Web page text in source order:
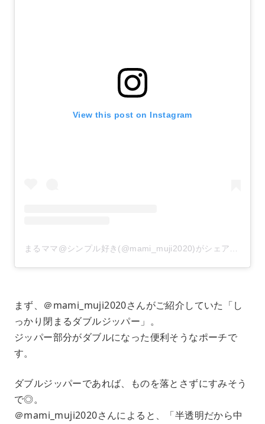
View this post on Instagram
まるママ@シンプル好き(@mami_muji2020)がシェアした投稿
まず、＠mami_muji2020さんがご紹介していた「し
っかり閉まるダブルジッパー」。
ジッパー部分がダブルになった便利そうなポーチで
す。
ダブルジッパーであれば、ものを落とさずにすみそう
で◎。
＠mami_muji2020さんによると、「半透明だから中